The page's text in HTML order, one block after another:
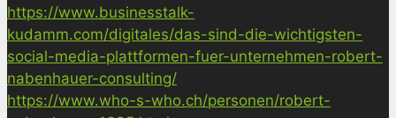
https://www.businesstalk-
kudamm.com/digitales/das-sind-die-wichtigsten-
social-media-plattformen-fuer-unternehmen-robert-
nabenhauer-consulting/
https://www.who-s-who.ch/personen/robert-